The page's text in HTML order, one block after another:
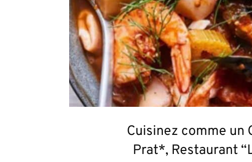
Cuisinez comme un
Prat*, Restaurant